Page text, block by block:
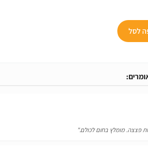
לסל
פצצה. מומלץ בחום לכולם."